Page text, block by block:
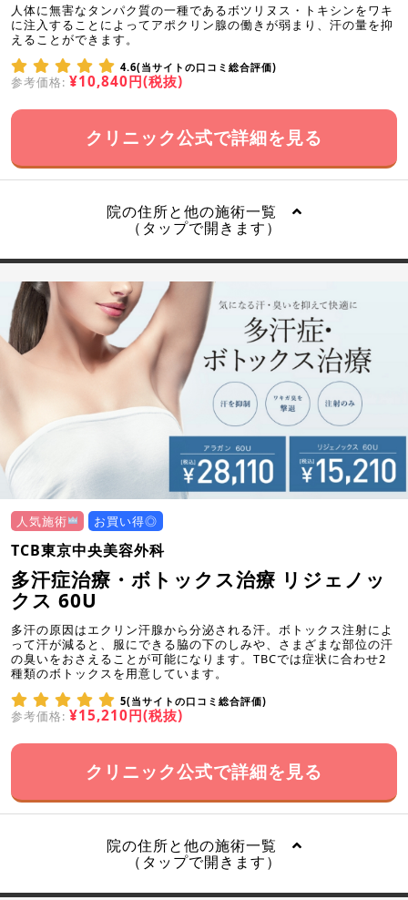
人体に無害なタンパク質の一種であるボツリヌス・トキシンをワキ
に注入することによってアポクリン腺の働きが弱まり、汗の量を抑
えることができます。
4.6(当サイトの口コミ総合評価)
参考価格: ¥10,840円(税抜)
クリニック公式で詳細を見る
院の住所と他の施術一覧
（タップで開きます）
人気施術 お買い得◎
TCB東京中央美容外科
多汗症治療・ボトックス治療 リジェノッ
クス 60U
多汗の原因はエクリン汗腺から分泌される汗。ボトックス注射によ
って汗が減ると、服にできる脇の下のしみや、さまざまな部位の汗
の臭いをおさえることが可能になります。TBCでは症状に合わせ2
種類のボトックスを用意しています。
5(当サイトの口コミ総合評価)
参考価格: ¥15,210円(税抜)
クリニック公式で詳細を見る
院の住所と他の施術一覧
（タップで開きます）